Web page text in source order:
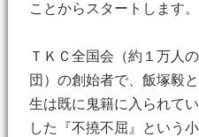
ことからスタートします。
ＴＫＣ全国会（約１万人
団）の創始者で、飯塚毅
生は既に鬼籍に入られて
した『不撓不屈』という